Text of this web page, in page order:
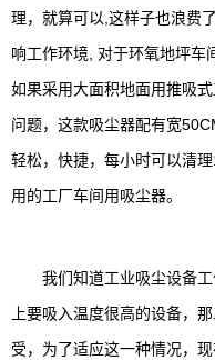
理，就算可以,这样子也浪费
响工作环境, 对于环氧地坪车
如果采用大面积地面用推吸
问题，这款吸尘器配有宽
轻松，快捷，每小时可以清
用的工厂车间用吸尘器。
我们知道工业吸尘设备工
上要吸入温度很高的设备，
受，为了适应这一种情况，